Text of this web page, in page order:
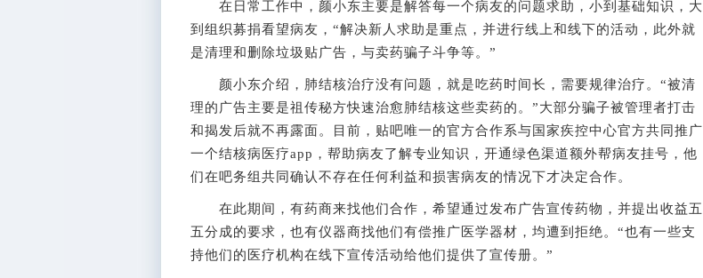
在日常工作中，颜小东主要是解答每一个病友的问题求助，小到基础知识，大
到组织募捐看望病友，“解决新人求助是重点，并进行线上和线下的活动，此外就
是清理和删除垃圾贴广告，与卖药骗子斗争等。”
颜小东介绍，肺结核治疗没有问题，就是吃药时间长，需要规律治疗。“被清
理的广告主要是祖传秘方快速治愈肺结核这些卖药的。”大部分骗子被管理者打击
和揭发后就不再露面。目前，贴吧唯一的官方合作系与国家疾控中心官方共同推广
一个结核病医疗app，帮助病友了解专业知识，开通绿色渠道额外帮病友挂号，他
们在吧务组共同确认不存在任何利益和损害病友的情况下才决定合作。
在此期间，有药商来找他们合作，希望通过发布广告宣传药物，并提出收益五
五分成的要求，也有仪器商找他们有偿推广医学器材，均遭到拒绝。“也有一些支
持他们的医疗机构在线下宣传活动给他们提供了宣传册。”